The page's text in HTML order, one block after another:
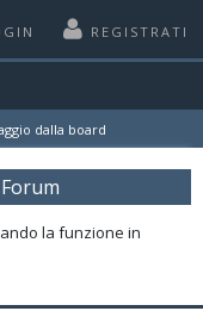
REGISTRATI
dalla board
la funzione in